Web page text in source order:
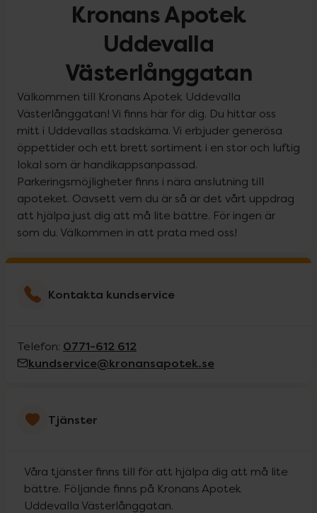
Kronans Apotek
Uddevalla
Västerlånggatan
Välkommen till Kronans Apotek Uddevalla
Västerlånggatan! Vi finns här för dig. Du hittar oss
mitt i Uddevallas stadskärna. Vi erbjuder generösa
öppettider och ett brett sortiment i en stor och luftig
lokal som är handikappsanpassad.
Parkeringsmöjligheter finns i nära anslutning till
apoteket. Oavsett vem du är så är det vårt uppdrag
att hjälpa just dig att må lite bättre. För ingen är
som du. Välkommen in att prata med oss!
Kontakta kundservice
Telefon: 0771-612 612
kundservice@kronansapotek.se
Tjänster
Våra tjänster finns till för att hjälpa dig att må lite
bättre. Följande finns på Kronans Apotek
Uddevalla Västerlånggatan.